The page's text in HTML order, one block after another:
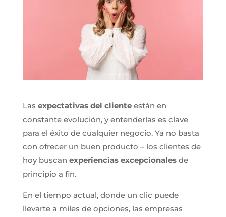
Las expectativas del clienteestán en
constante evolución, y entenderlas es clave
para el éxito de cualquier negocio. Ya no basta
con ofrecer un buen producto – los clientes de
hoy buscan experiencias excepcionalesde
principio a fin.
En el tiempo actual, donde un clic puede
llevarte a miles de opciones, las empresas